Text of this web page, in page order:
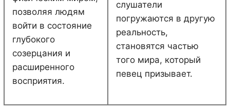
позволяя людям
войти в состояние
глубокого
созерцания и
расширенного
восприятия.
слушатели
погружаются в другую
реальность,
становятся частью
того мира, который
певец призывает.